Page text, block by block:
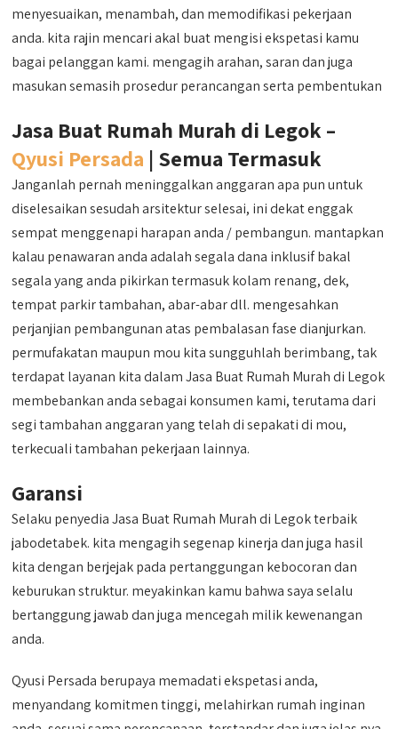
menyesuaikan, menambah, dan memodifikasi pekerjaan
anda. kita rajin mencari akal buat mengisi ekspetasi kamu
bagai pelanggan kami. mengagih arahan, saran dan juga
masukan semasih prosedur perancangan serta pembentukan
Jasa Buat Rumah Murah di Legok –
Qyusi Persada | Semua Termasuk
Janganlah pernah meninggalkan anggaran apa pun untuk
diselesaikan sesudah arsitektur selesai, ini dekat enggak
sempat menggenapi harapan anda / pembangun. mantapkan
kalau penawaran anda adalah segala dana inklusif bakal
segala yang anda pikirkan termasuk kolam renang, dek,
tempat parkir tambahan, abar-abar dll. mengesahkan
perjanjian pembangunan atas pembalasan fase dianjurkan.
permufakatan maupun mou kita sungguhlah berimbang, tak
terdapat layanan kita dalam Jasa Buat Rumah Murah di Legok
membebankan anda sebagai konsumen kami, terutama dari
segi tambahan anggaran yang telah di sepakati di mou,
terkecuali tambahan pekerjaan lainnya.
Garansi
Selaku penyedia Jasa Buat Rumah Murah di Legok terbaik
jabodetabek. kita mengagih segenap kinerja dan juga hasil
kita dengan berjejak pada pertanggungan kebocoran dan
keburukan struktur. meyakinkan kamu bahwa saya selalu
bertanggung jawab dan juga mencegah milik kewenangan
anda.
Qyusi Persada berupaya memadati ekspetasi anda,
menyandang komitmen tinggi, melahirkan rumah inginan